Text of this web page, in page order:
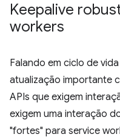
Keepalive
workers
Falando em ciclo de
atualização importante
APIs que exigem
exigem uma interação
"fortes" para service